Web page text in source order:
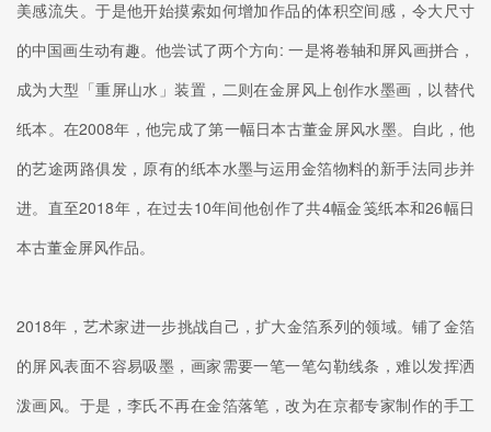
美感流失。于是他开始摸索如何增加作品的体积空间感，令大尺寸
的中国画生动有趣。他尝试了两个方向: 一是将卷轴和屏风画拼合，
成为大型「重屏山水」装置，二则在金屏风上创作水墨画，以替代
纸本。在2008年，他完成了第一幅日本古董金屏风水墨。自此，他
的艺途两路俱发，原有的纸本水墨与运用金箔物料的新手法同步并
进。直至2018年，在过去10年间他创作了共4幅金笺纸本和26幅日
本古董金屏风作品。
2018年，艺术家进一步挑战自己，扩大金箔系列的领域。铺了金箔
的屏风表面不容易吸墨，画家需要一笔一笔勾勒线条，难以发挥洒
泼画风。于是，李氏不再在金箔落笔，改为在京都专家制作的手工